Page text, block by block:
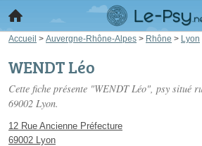
Accueil > Auvergne-Rhône-Alpes > Rhône > Lyon
WENDT Léo
Cette fiche présente "WENDT Léo", psy situé
69002 Lyon.
12 Rue Ancienne Préfecture
69002 Lyon